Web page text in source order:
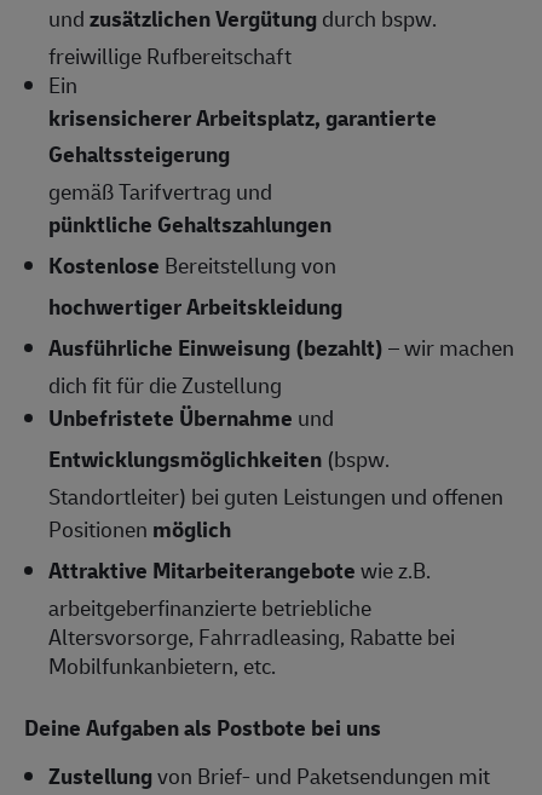
undzusätzlichen Vergütungdurch bspw.
freiwillige Rufbereitschaft
Ein
krisensicherer Arbeitsplatz, garantierte
Gehaltssteigerung
gemäß Tarifvertrag und
pünktliche Gehaltszahlungen
Kostenlose Bereitstellung von
hochwertiger Arbeitskleidung
Ausführliche Einweisung (bezahlt)– wir machen
dich fit für die Zustellung
Unbefristete Übernahme und
Entwicklungsmöglichkeiten (bspw.
Standortleiter) bei guten Leistungen und offenen
Positionen möglich
Attraktive Mitarbeiterangebotewie z.B.
arbeitgeberfinanzierte betriebliche
Altersvorsorge, Fahrradleasing, Rabatte bei
Mobilfunkanbietern, etc.
Deine Aufgaben als Postbote bei uns
Zustellungvon Brief- und Paketsendungen mit